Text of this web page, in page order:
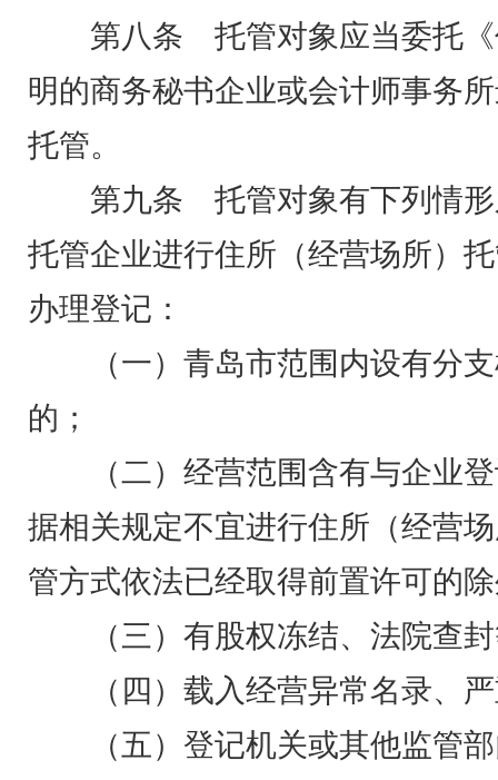
第八条 托管对象应当委托
明的商务秘书企业或会计师事务
托管。
第九条 托管对象有下列情
托管企业进行住所（经营场所）
办理登记：
（一）青岛市范围内设有分
的；
（二）经营范围含有与企业
据相关规定不宜进行住所（经营
管方式依法已经取得前置许可的
（三）有股权冻结、法院查
（四）载入经营异常名录、
（五）登记机关或其他监管